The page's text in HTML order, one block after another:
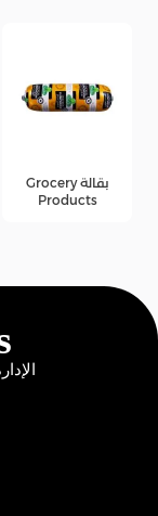
بقالة Grocery
Products